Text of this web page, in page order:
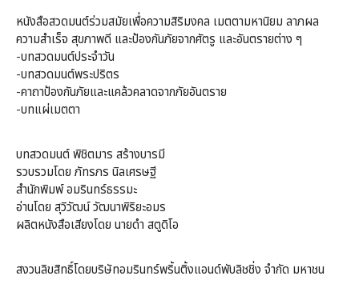
หนังสือสวดมนต์ร่วมสมัยเพื่อความสิริมงคล เมตตามหานิยม ลาภผล
ความสำเร็จ สุขภาพดี และป้องกันภัยจากศัตรู และอันตรายต่าง ๆ
-บทสวดมนต์ประจำวัน
-บทสวดมนต์พระปริตร
-คาถาป้องกันภัยและแคล้วคลาดจากภัยอันตราย
-บทแผ่เมตตา
บทสวดมนต์ พิชิตมาร สร้างบารมี
รวบรวมโดย ภัทรภร นิลเศรษฐี
สำนักพิมพ์ อมรินทร์ธรรมะ
อ่านโดย สุวิวัฒน์ วัฒนาพิริยะอมร
ผลิตหนังสือเสียงโดย นายดำ สตูดิโอ
สงวนลิขสิทธิ์โดยบริษัทอมรินทร์พริ้นติ้งแอนด์พับลิชชิ่ง จำกัด มหาชน